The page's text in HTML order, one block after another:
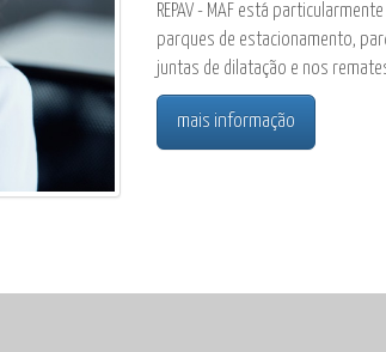
REPAV - MAF está
parques de estacionamento,
juntas de dilatação e nos
mais informação